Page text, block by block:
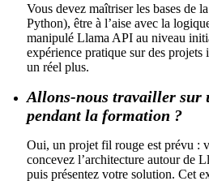
Vous devez maîtriser les bases de
Python), être à l’aise avec la
manipulé Llama API au niveau
expérience pratique sur des
un réel plus.
Allons-nous travailler sur
pendant la formation ?
Oui, un projet fil rouge est prévu :
concevez l’architecture autour de
puis présentez votre solution. Cet